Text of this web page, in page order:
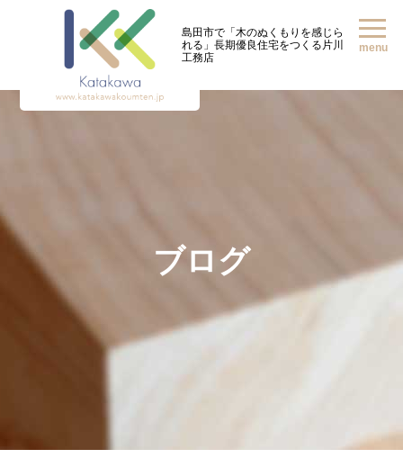
島田市で「木のぬくもりを感じら
れる」長期優良住宅をつくる片川
工務店
menu
ブログ